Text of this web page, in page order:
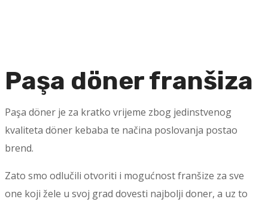
Paşa döner franšiza
Paşa döner je za kratko vrijeme zbog jedinstvenog
kvaliteta döner kebaba te načina poslovanja postao
brend.
Zato smo odlučili otvoriti i mogućnost franšize za sve
one koji žele u svoj grad dovesti najbolji doner, a uz to